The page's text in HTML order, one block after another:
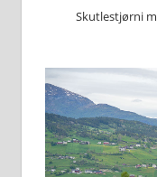
Skutlestjørni